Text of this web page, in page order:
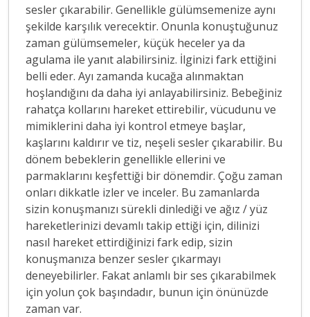
sesler çıkarabilir. Genellikle gülümsemenize aynı
şekilde karşılık verecektir. Onunla konuştuğunuz
zaman gülümsemeler, küçük heceler ya da
agulama ile yanıt alabilirsiniz. İlginizi fark ettiğini
belli eder. Ayı zamanda kucağa alınmaktan
hoşlandığını da daha iyi anlayabilirsiniz. Bebeğiniz
rahatça kollarını hareket ettirebilir, vücudunu ve
mimiklerini daha iyi kontrol etmeye başlar,
kaşlarını kaldırır ve tiz, neşeli sesler çıkarabilir. Bu
dönem bebeklerin genellikle ellerini ve
parmaklarını keşfettiği bir dönemdir. Çoğu zaman
onları dikkatle izler ve inceler. Bu zamanlarda
sizin konuşmanızı sürekli dinlediği ve ağız / yüz
hareketlerinizi devamlı takip ettiği için, dilinizi
nasıl hareket ettirdiğinizi fark edip, sizin
konuşmanıza benzer sesler çıkarmayı
deneyebilirler. Fakat anlamlı bir ses çıkarabilmek
için yolun çok başındadır, bunun için önünüzde
zaman var.